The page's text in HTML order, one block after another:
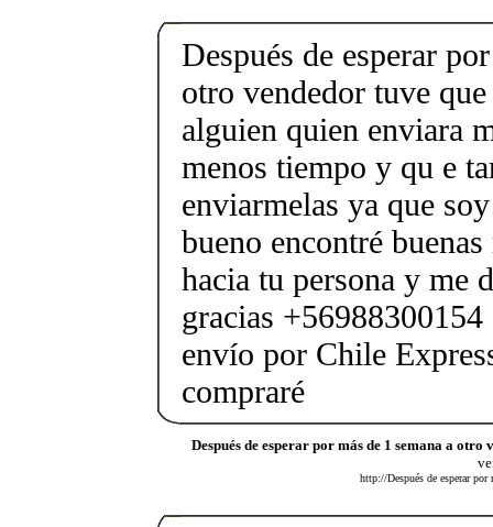
Después de esperar
otro vendedor tuve
alguien quien enviara
menos tiempo y qu e
enviarmelas ya que
bueno encontré
hacia tu persona y me
gracias
envío por Chile
compraré
Después de esperar por más de 1 semana a otro
http://Después de esperar por